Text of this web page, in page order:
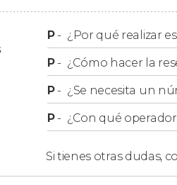
centro de la ciudad.
de
al interior de
P- ¿Por qué realizar
P- ¿Cómo hacer la
P- ¿Se necesita un
P- ¿Con qué
Si tienes otras dudas,